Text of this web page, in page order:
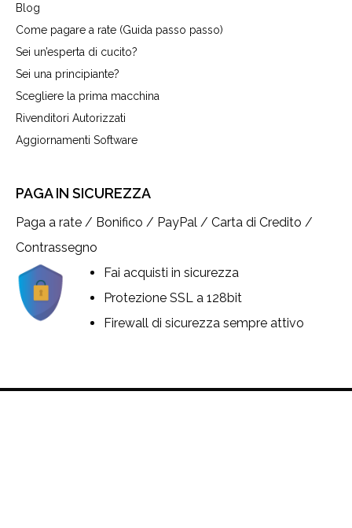
Blog
Come pagare a rate (Guida passo passo)
Sei un’esperta di cucito?
Sei una principiante?
Scegliere la prima macchina
Rivenditori Autorizzati
Aggiornamenti Software
PAGA IN SICUREZZA
Paga a rate / Bonifico / PayPal / Carta di Credito /
Contrassegno
Fai acquisti in sicurezza
Protezione SSL a 128bit
Firewall di sicurezza sempre attivo